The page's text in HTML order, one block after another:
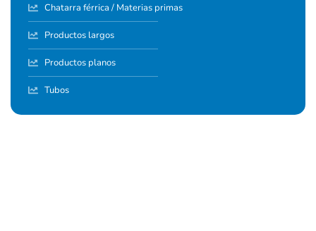
Chatarra férrica / Materias primas
Productos largos
Productos planos
Tubos